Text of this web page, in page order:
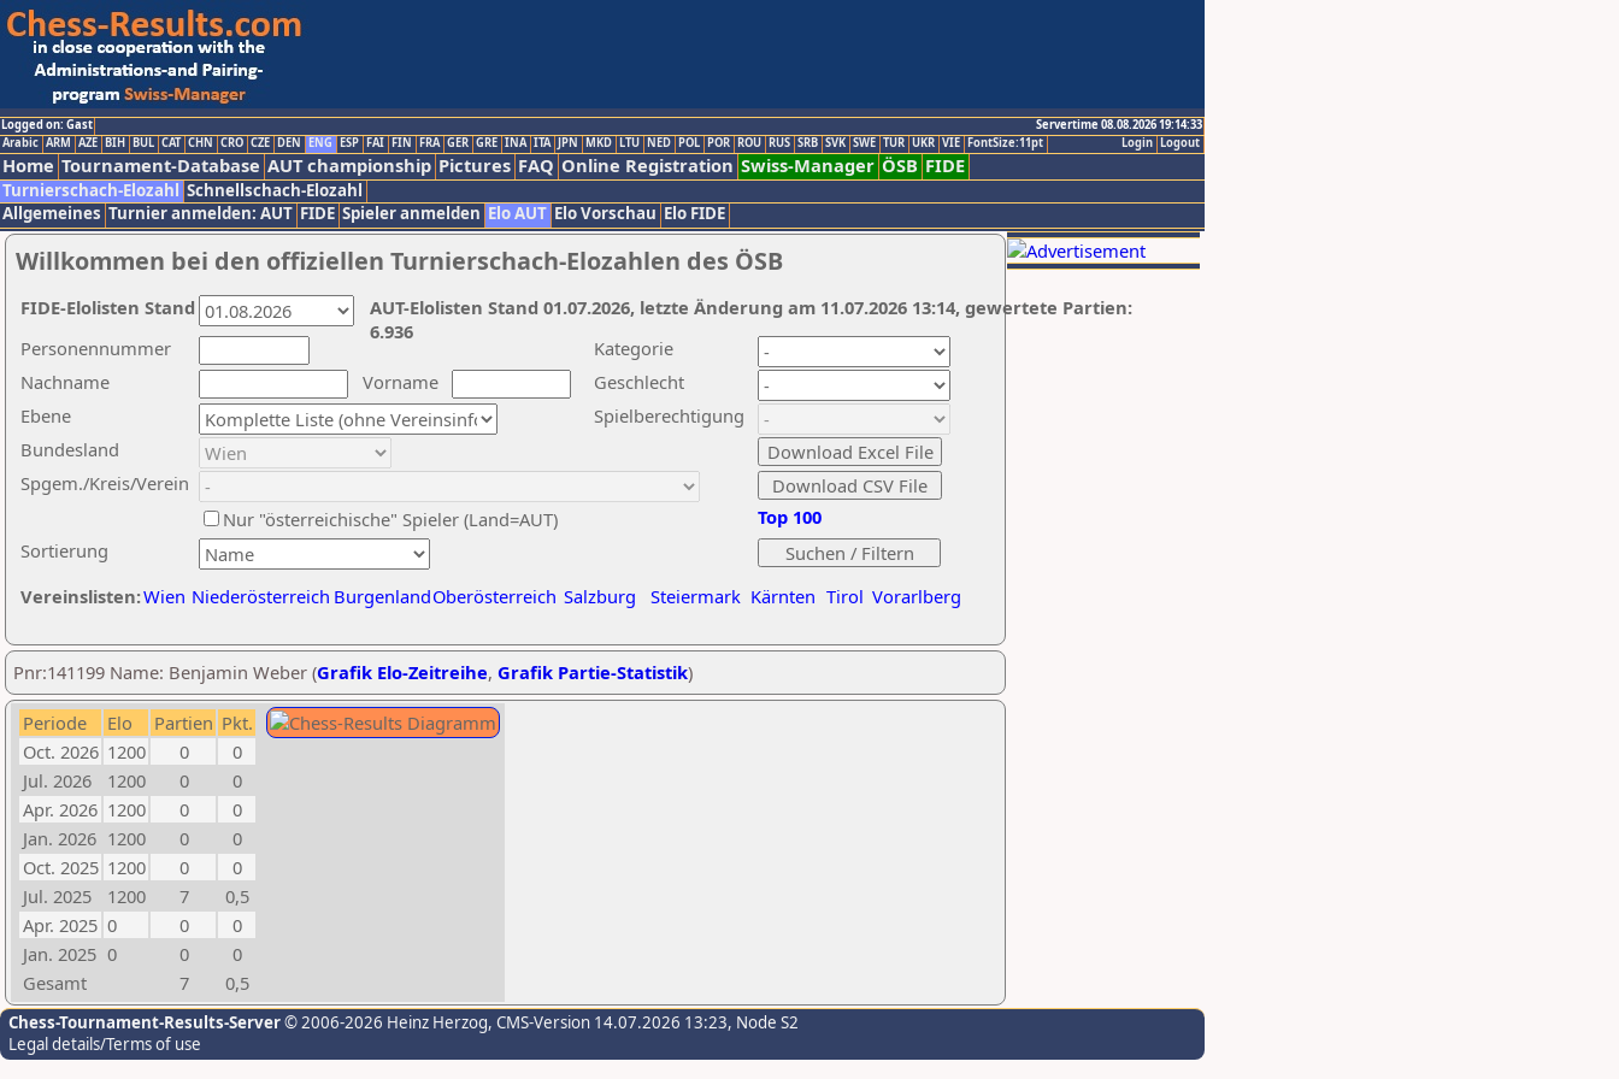
Logged on: Gast
Servertime 08.08.2026 19:14:33
Logout
Login
Arabic ARM AZE BIH BUL CAT CHN CRO CZE DEN ENG ESP FAI FIN FRA GER GRE INA ITA JPN MKD LTU NED POL POR ROU RUS SRB SVK SWE TUR UKR VIE FontSize:11pt
Home Tournament-Database AUT championship Pictures FAQ Online Registration Swiss-Manager ÖSB FIDE
Turnierschach-Elozahl Schnellschach-Elozahl
Allgemeines Turnier anmelden: AUT FIDE Spieler anmelden Elo AUT Elo Vorschau Elo FIDE
Willkommen bei den offiziellen Turnierschach-Elozahlen des ÖSB
Nachname
Vorname
Ebene
Kategorie
Sortierung
Personennummer
Bundesland
Spgem./Kreis/Verein
Geschlecht
Nur "österreichische" Spieler (Land=AUT)
Spielberechtigung
Vereinslisten:Wien Niederösterreich BurgenlandOberösterreich Salzburg Steiermark Kärnten Tirol Vorarlberg
Top 100
AUT-Elolisten Stand 01.07.2026, letzte Änderung am 11.07.2026 13:14, gewertete Partien:
6.936
FIDE-Elolisten Stand
Pnr:141199 Name: Benjamin Weber (Grafik Elo-Zeitreihe, Grafik Partie-Statistik)
Periode Elo Partien Pkt.
Oct. 2026 1200 0
0
Jul. 2026
1200 0
0
Apr. 2026 1200 0
0
Jan. 2026 1200 0
0
Oct. 2025 1200 0
0
Jul. 2025
1200 7
0,5
Apr. 2025 0 0
0
Jan. 2025 0 0
0
Gesamt
7 0,5
Chess-Tournament-Results-Server© 2006-2026 Heinz Herzog, CMS-Version 14.07.2026 13:23, Node S2
Legal details/Terms of use